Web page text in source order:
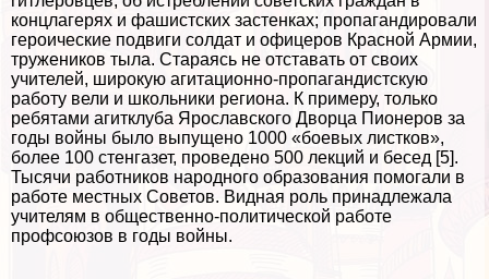
концлагерях и фашистских застенках; пропагандировали
героические подвиги солдат и офицеров Красной Армии,
тружеников тыла. Стараясь не отставать от своих
учителей, широкую агитационно-пропагандистскую
работу вели и школьники региона. К примеру, только
ребятами агитклуба Ярославского Дворца Пионеров за
годы войны было выпущено 1000 «боевых листков»,
более 100 стенгазет, проведено 500 лекций и бесед [5].
Тысячи работников народного образования помогали в
работе местных Советов. Видная роль принадлежала
учителям в общественно-политической работе
профсоюзов в годы войны.